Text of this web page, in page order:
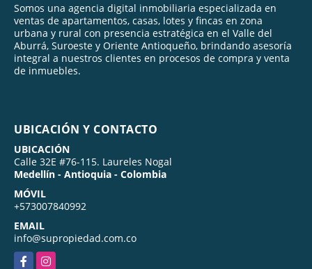
Somos una agencia digital inmobiliaria especializada en
ventas de apartamentos, casas, lotes y fincas en zona
urbana y rural con presencia estratégica en el Valle del
Aburrá, Suroeste y Oriente Antioqueño, brindando asesoría
integral a nuestros clientes en procesos de compra y venta
de inmuebles.
UBICACIÓN Y CONTACTO
UBICACIÓN
Calle 32E #76-115. Laureles Nogal
Medellín - Antioquia - Colombia
MÓVIL
+573007840992
EMAIL
info@supropiedad.com.co
FacebookInstagram